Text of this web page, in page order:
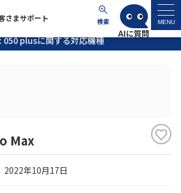
さまサポート 検索 MENU
ポート
マイページ
プ
050 plusに関する対応機種
Max
2022年10月17日